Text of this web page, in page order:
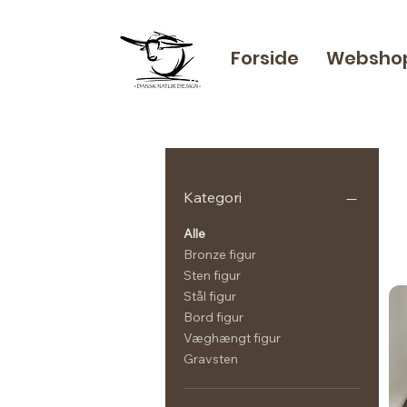
Forside
Kategori
Alle
Bronze figur
Sten figur
Stål figur
Bord figur
Væghængt figur
Gravsten